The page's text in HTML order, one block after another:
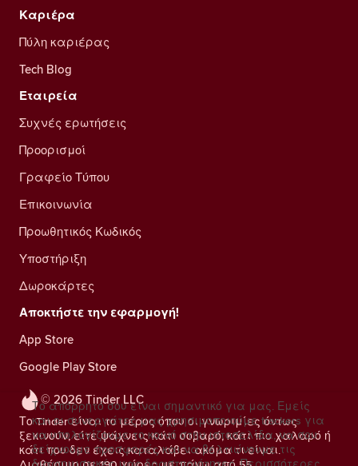
© 2026 Tinder LLC
Το Tinder είναι το μέρος όπου οι γνωριμίες όντως
ξεκινούν, είτε ψάχνεις κάτι σοβαρό, κάτι πιο χαλαρό ή
κάτι που δεν έχεις καταλάβει ακόμα τι είναι.
Καριέρα
Πύλη καριέρας
Tech Blog
Εταιρεία
Συχνές ερωτήσεις
Προορισμοί
Γραφείο Τύπου
Επικοινωνία
Προωθητικός Κωδικός
Υποστήριξη
Δωροκάρτες
Αποκτήστε την εφαρμογή!
App Store
Google Play Store
Το απόρρητό σου είναι σημαντικό για μας. Εμείς
και οι συνεργάτες μας χρησιμοποιούμε trackers για
να υπολογίζουμε το κοινό στην ιστοσελίδα, να σου
δείχνουμε προσφορές και να βελτιώνουμε τις